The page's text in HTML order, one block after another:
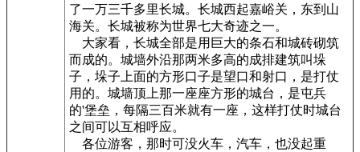
了一万三千多里长城。长城西起嘉峪关，东到山
海关。长城被称为世界七大奇迹之一。
大家看，长城全部是用巨大的条石和城砖砌筑
而成的。城墙外沿那两米多高的成排建筑叫垛
子，垛子上面的方形口子是望口和射口，是打仗
用的。城墙顶上那一座座方形的城台，是屯兵
的'堡垒，每隔三百米就有一座，这样打仗时城台
之间可以互相呼应。
各位游客，那时可没火车，汽车，也没起重